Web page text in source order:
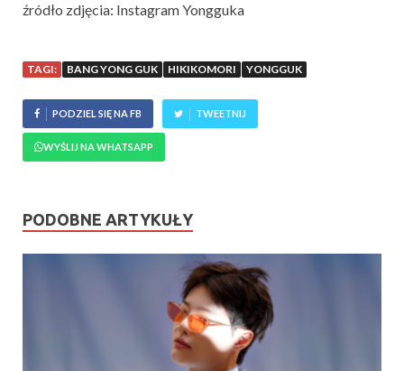
źródło zdjęcia: Instagram Yongguka
TAGI: BANG YONG GUK HIKIKOMORI YONGGUK
PODZIEL SIĘ NA FB TWEETNIJ
WYŚLIJ NA WHATSAPP
PODOBNE ARTYKUŁY